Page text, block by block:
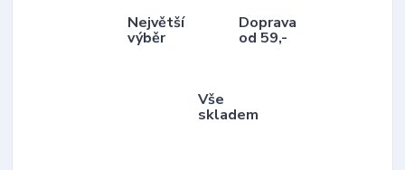
Největší
výběr
Doprava
od 59,-
Vše
skladem